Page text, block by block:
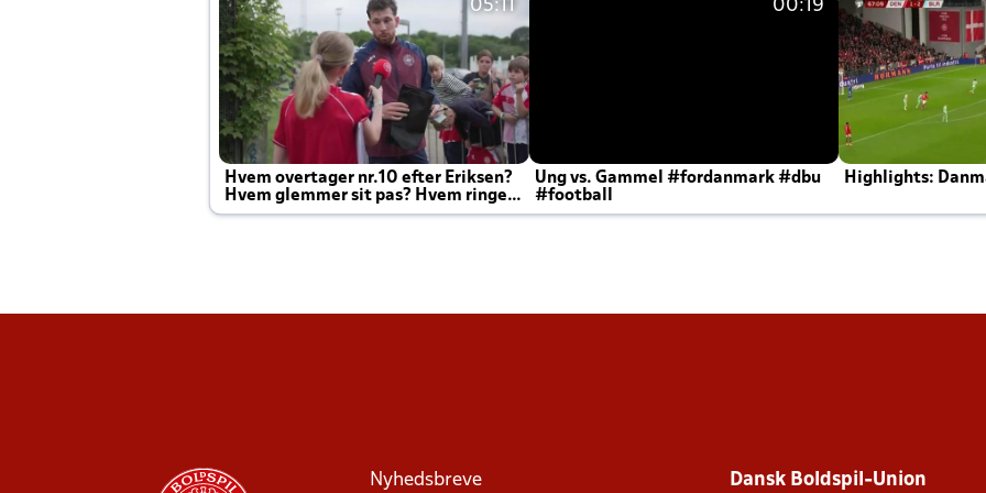
05:11
Hvem overtager nr.10 efter Eriksen?
Hvem glemmer sit pas? Hvem ringer
Joachim altid til efter kampe?
00:19
Ung vs. Gammel #fordanmark #dbu
#football
Highlights:
Nyhedsbreve Dansk Boldspil-Union